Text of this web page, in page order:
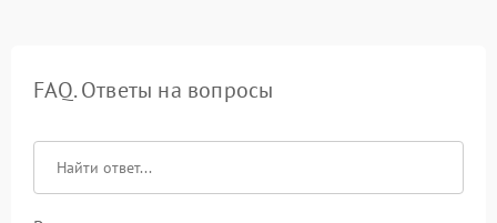
FAQ. Ответы на вопросы